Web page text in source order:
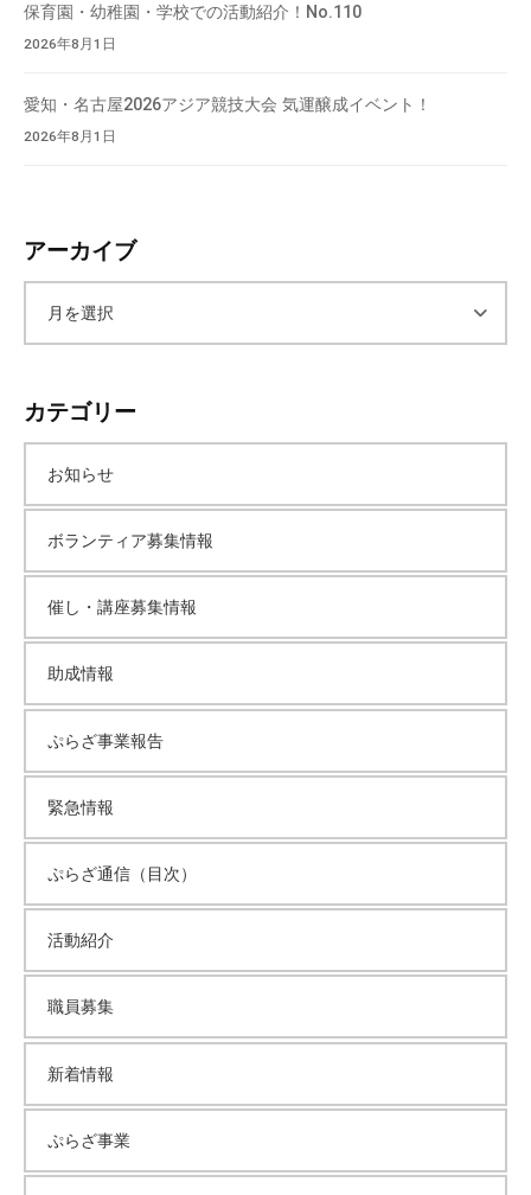
保育園・幼稚園・学校での活動紹介！No.110
2026年8月1日
愛知・名古屋2026アジア競技大会 気運醸成イベント！
2026年8月1日
アーカイブ
カ
イ
ブ
カテゴリー
お知らせ
ボランティア募集情報
催し・講座募集情報
助成情報
ぷらざ事業報告
緊急情報
ぷらざ通信（目次）
活動紹介
職員募集
新着情報
ぷらざ事業